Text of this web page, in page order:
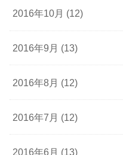
2016年10月 (12)
2016年9月 (13)
2016年8月 (12)
2016年7月 (12)
2016年6月 (13)